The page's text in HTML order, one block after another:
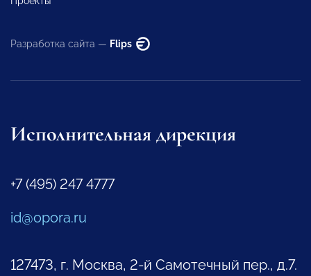
Разработка сайта — Flips
Исполнительная дирекция
+7 (495) 247 4777
id@opora.ru
127473, г. Москва, 2-й Самотечный пер., д.7.